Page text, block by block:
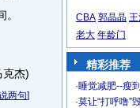
克杰)
两句]
CBA 郭晶晶
老大 年龄门
精彩推荐
·睡觉减肥--瘦
·莫让“打呼噜”